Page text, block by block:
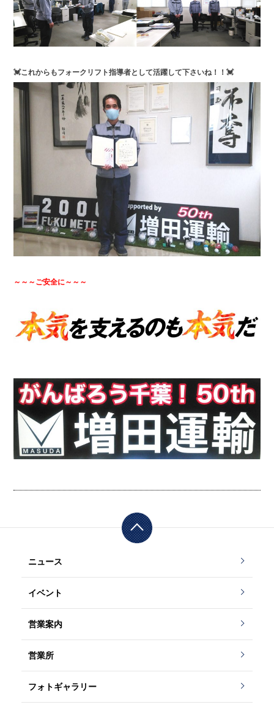
💓これからもフォークリフト指導者として活躍して下さいね！！💓
～～～ご安全に～～～
ニュース
イベント
営業案内
営業所
フォトギャラリー